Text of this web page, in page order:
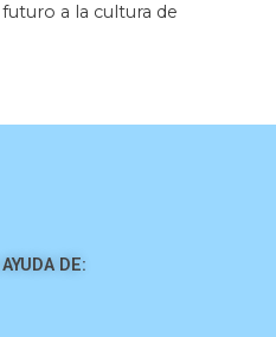
a la cultura de
DE: